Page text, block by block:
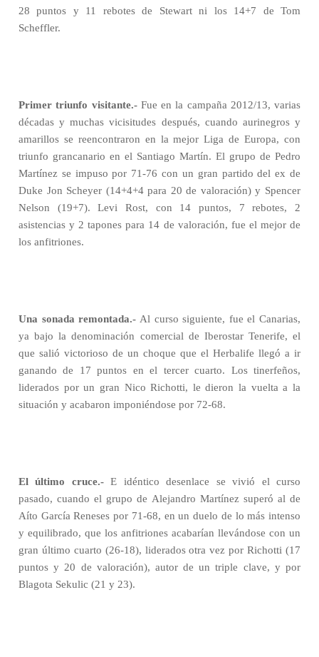
28 puntos y 11 rebotes de Stewart ni los 14+7 de Tom
Scheffler.
Primer triunfo visitante.-Fue en la campaña 2012/13, varias
décadas y muchas vicisitudes después, cuando aurinegros y
amarillos se reencontraron en la mejor Liga de Europa, con
triunfo grancanario en el Santiago Martín. El grupo de Pedro
Martínez se impuso por 71-76 con un gran partido del ex de
Duke Jon Scheyer (14+4+4 para 20 de valoración) y Spencer
Nelson (19+7). Levi Rost, con 14 puntos, 7 rebotes, 2
asistencias y 2 tapones para 14 de valoración, fue el mejor de
los anfitriones.
Una sonada remontada.- Al curso siguiente, fue el Canarias,
ya bajo la denominación comercial de Iberostar Tenerife, el
que salió victorioso de un choque que el Herbalife llegó a ir
ganando de 17 puntos en el tercer cuarto. Los tinerfeños,
liderados por un gran Nico Richotti, le dieron la vuelta a la
situación y acabaron imponiéndose por 72-68.
El último cruce.-E idéntico desenlace se vivió el curso
pasado, cuando el grupo de Alejandro Martínez superó al de
Aíto García Reneses por 71-68, en un duelo de lo más intenso
y equilibrado, que los anfitriones acabarían llevándose con un
gran último cuarto (26-18), liderados otra vez por Richotti (17
puntos y 20 de valoración), autor de un triple clave, y por
Blagota Sekulic (21 y 23).